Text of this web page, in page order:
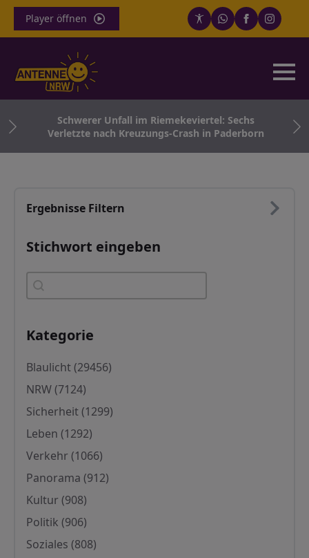
Player öffnen
Schwerer Unfall im Riemekeviertel: Sechs
Verletzte nach Kreuzungs-Crash in Paderborn
Ergebnisse Filtern
Stichwort eingeben
Stichwort eingeben
Stichwort eingeben
Kategorie
Kategorie
Blaulicht(29456)
NRW(7124)
Sicherheit(1299)
Leben (1292)
Verkehr (1066)
Panorama (912)
Kultur (908)
Politik (906)
Soziales (808)